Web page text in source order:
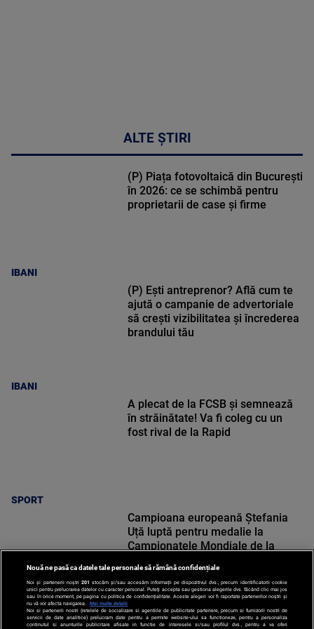
ALTE ȘTIRI
IBANI
(P) Piața fotovoltaică din București
în 2026: ce se schimbă pentru
proprietarii de case și firme
IBANI
(P) Ești antreprenor? Află cum te
ajută o campanie de advertoriale
să crești vizibilitatea și încrederea
brandului tău
SPORT
A plecat de la FCSB și semnează
în străinătate! Va fi coleg cu un
fost rival de la Rapid
SPORT
Campioana europeană Ștefania
Uță luptă pentru medalie la
Campionatele Mondiale de la
Nouă ne pasă ca datele tale personale să rămână confidențiale
Noi și partenerii noștri 201 stocăm și/sau accesăm informații pe dispozitivul dvs., precum identificatorii cookie
unici pentru prelucrarea datelor cu caracter personal. Puteți accepta sau gestiona alegerile dvs. făcând clic mai jos
sau în orice moment, pe pagina cu politica de confidențialitate. Aceste alegeri vor fi raportate partenerilor noștri și
nu vă vor afecta navigarea.
Mai multe detalii
Noi si partenerii nostri (retelele de socializare si agentiile de publicitate partenere, precum si furnizorii nostri de
servicii de date analitice) prelucram date pentru a permite website-ului sa functioneze, pentru a personaliza
continutul si anunturile publicitare afisate in functie de interesele si/sau profilul dvs., pentru a va oferi